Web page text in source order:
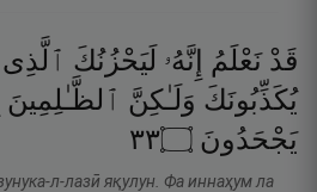
قَدْ نَعْلَمُ إِنَّهُۥ لَيَحْزُنُكَ ٱلَّذِى
يُكَذِّبُونَكَ وَلَـٰكِنَّ ٱلظَّـٰلِمِينَ
يَجْحَدُونَ ۝٣٣
л-лазӣ яқулун. Фа иннаҳум ла